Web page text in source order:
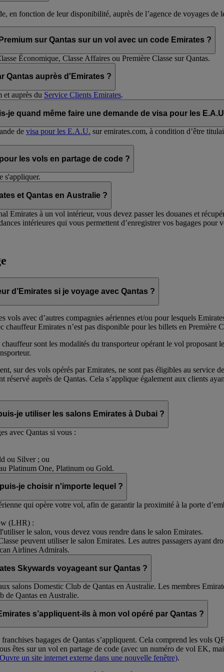
en fonction de leur disponibilité, auprès de l’agence de voyages
sur Qantas sur un vol avec un code Emirates ?
Économique, Classe Affaires ou Première Classe sur Qantas.
Qantas auprès d'Emirates ?
et auprès du Service Clients Emirates.
je quand même faire une demande de visa pour les
de visa pour les E.A.U. sur emirates.com, à condition d’être
les vols en partage de code ?
s'appliquer.
et Qantas en Australie ?
Emirates à un vol intérieur, vous devez passer les douanes et
intérieures qui vous permettent d’enregistrer vos bagages
d’Emirates si je voyage avec Qantas ?
avec d’autres compagnies aériennes et/ou pour lesquels
Emirates n’est pas disponible pour les billets en Première
sont les modalités du transporteur opérant le vol proposant
sur des vols opérés par Emirates, ne sont pas éligibles au service
auprès de Qantas. Cela s’applique également aux clients
je utiliser les salons Emirates à Dubai ?
avec Qantas si vous :
ou Silver ; ou
Platinum One, Platinum ou Gold.
je choisir n'importe lequel ?
qui opère votre vol, afin de garantir la proximité à la porte
(LHR) :
le salon, vous devez vous rendre dans le salon Emirates.
peuvent utiliser le salon Emirates. Les autres passagers ayant
Airlines Admirals.
Skywards voyageant sur Qantas ?
salons Domestic Club de Qantas en Australie. Les membres
de Qantas en Australie.
s’appliquent-ils à mon vol opéré par Qantas ?
bagages de Qantas s’appliquent. Cela comprend les vols
êtes sur un vol en partage de code (avec un numéro de vol EK,
un site internet externe dans une nouvelle fenêtre).